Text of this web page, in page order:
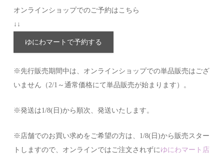
オンラインショップでのご予約はこちら
↓↓
ゆにわマートで予約する
※先行販売期間中は、オンラインショップでの単品販売はござ
いません（2/1～通常価格にて単品販売が始まります）。
※発送は1/8(日)から順次、発送いたします。
※店舗でのお買い求めをご希望の方は、1/8(日)から販売スター
トしますので、オンラインではご注文されずに ゆにわマート店